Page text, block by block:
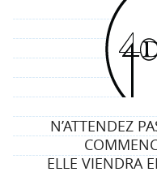
N’ATTENDEZ
ELLE VIENDRA